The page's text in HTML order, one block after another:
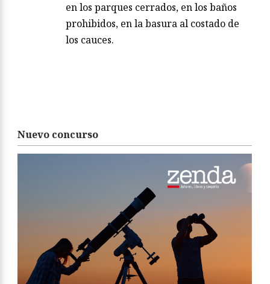
en los parques cerrados, en los baños
prohibidos, en la basura al costado de
los cauces.
Nuevo concurso